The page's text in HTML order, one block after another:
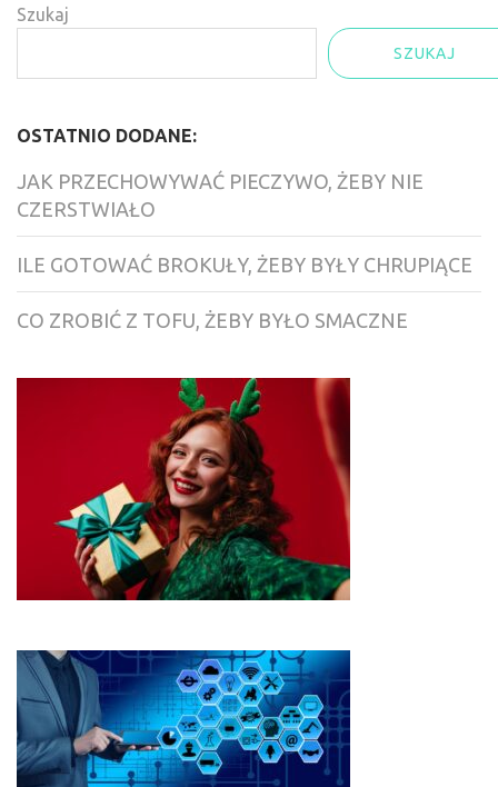
Szukaj
SZUKAJ
OSTATNIO DODANE:
JAK PRZECHOWYWAĆ PIECZYWO, ŻEBY NIE
CZERSTWIAŁO
ILE GOTOWAĆ BROKUŁY, ŻEBY BYŁY CHRUPIĄCE
CO ZROBIĆ Z TOFU, ŻEBY BYŁO SMACZNE